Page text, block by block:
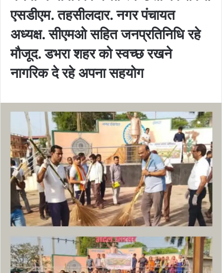
एसडीएम. तहसीलदार. नगर पंचायत
अध्यक्ष. सीएमओ सहित जनप्रतिनिधि रहे
मौजूद. डभरा शहर को स्वच्छ रखने
नागरिक दे रहे अपना सहयोग